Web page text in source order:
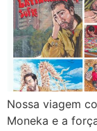
Nossa viagem
Moneka e a